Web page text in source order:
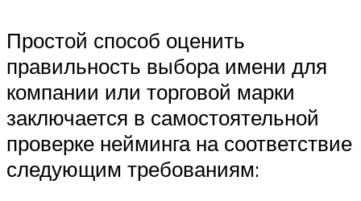
Простой способ оценить
правильность выбора имени для
компании или торговой марки
заключается в самостоятельной
проверке нейминга на соответствие
следующим требованиям: